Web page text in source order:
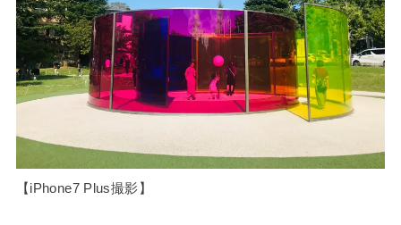
【iPhone7 Plus撮影】